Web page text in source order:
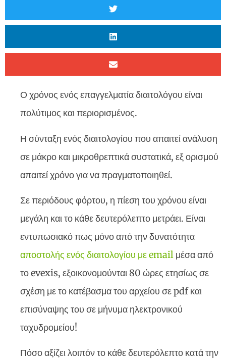
Ο χρόνος ενός επαγγελματία διαιτολόγου είναι
πολύτιμος και περιορισμένος.
Η σύνταξη ενός διαιτολογίου που απαιτεί ανάλυση
σε μάκρο και μικροθρεπτικά συστατικά, εξ ορισμού
απαιτεί χρόνο για να πραγματοποιηθεί.
Σε περιόδους φόρτου, η πίεση του χρόνου είναι
μεγάλη και το κάθε δευτερόλεπτο μετράει. Είναι
εντυπωσιακό πως μόνο από την δυνατότητα
αποστολής ενός διαιτολογίου με email μέσα από
το evexis, εξοικονομούνται 80 ώρες ετησίως σε
σχέση με το κατέβασμα του αρχείου σε pdf και
επισύναψης του σε μήνυμα ηλεκτρονικού
ταχυδρομείου!
Πόσο αξίζει λοιπόν το κάθε δευτερόλεπτο κατά την